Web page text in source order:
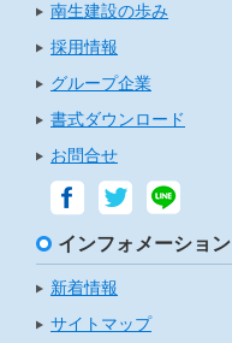
南生建設の歩み
採用情報
グループ企業
書式ダウンロード
お問合せ
インフォメーション
新着情報
サイトマップ